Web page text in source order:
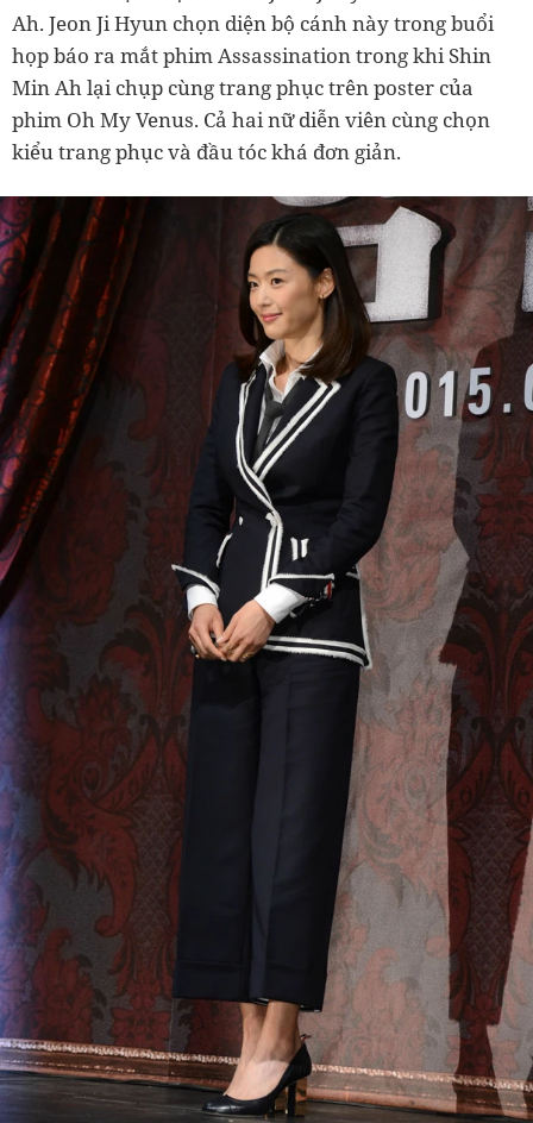
Ah. Jeon Ji Hyun chọn diện bộ cánh này trong buổi
họp báo ra mắt phim Assassination trong khi Shin
Min Ah lại chụp cùng trang phục trên poster của
phim Oh My Venus. Cả hai nữ diễn viên cùng chọn
kiểu trang phục và đầu tóc khá đơn giản.